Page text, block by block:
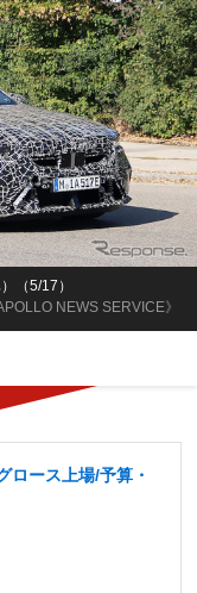
NEWS SERVICE》
（5/17）
ロース上場/予算・